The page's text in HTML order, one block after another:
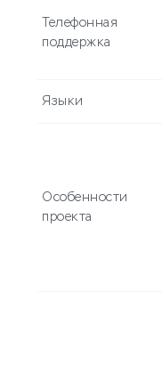
Телефонная
поддержка
Языки
Особенности
проекта